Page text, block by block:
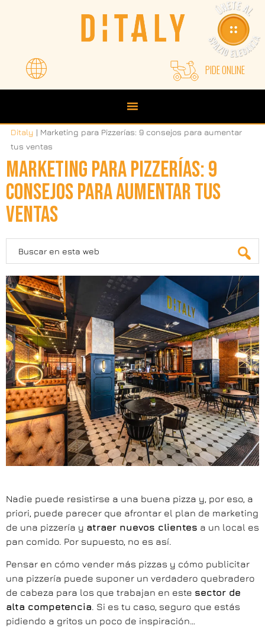
principal
lateral
principal
PIDE ONLINE
Ditaly | Marketing para Pizzerías: 9 consejos para aumentar
tus ventas
MARKETING PARA PIZZERÍAS: 9
CONSEJOS PARA AUMENTAR TUS
VENTAS
Nadie puede resistirse a una buena pizza y, por eso, a
priori, puede parecer que afrontar el plan de marketing
de una pizzería y atraer nuevos clientes a un local es
pan comido. Por supuesto, no es así.
Pensar en cómo vender más pizzas y cómo publicitar
una pizzería puede suponer un verdadero quebradero
de cabeza para los que trabajan en este sector de
alta competencia. Si es tu caso, seguro que estás
pidiendo a gritos un poco de inspiración…